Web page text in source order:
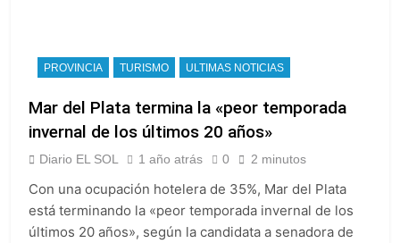
PROVINCIA TURISMO ULTIMAS NOTICIAS
Mar del Plata termina la «peor temporada
invernal de los últimos 20 años»
Diario EL SOL 1 año atrás 0 2 minutos
Con una ocupación hotelera de 35%, Mar del Plata
está terminando la «peor temporada invernal de los
últimos 20 años», según la candidata a senadora de